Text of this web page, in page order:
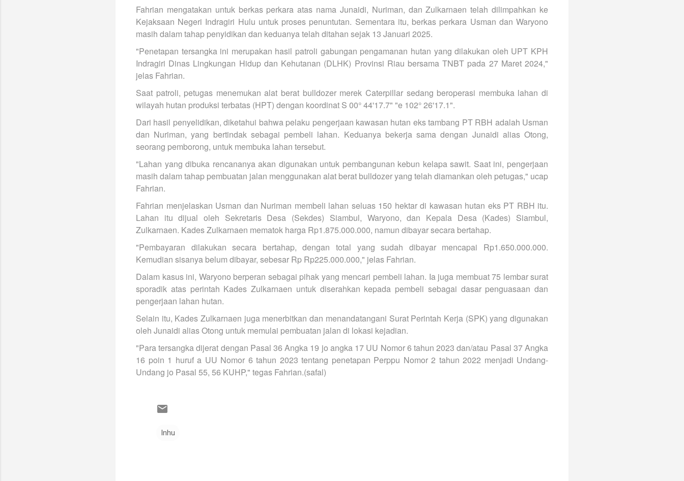
Fahrian mengatakan untuk berkas perkara atas nama Junaidi, Nuriman, dan Zulkarnaen telah dilimpahkan ke
Kejaksaan Negeri Indragiri Hulu untuk proses penuntutan. Sementara itu, berkas perkara Usman dan Waryono
masih dalam tahap penyidikan dan keduanya telah ditahan sejak 13 Januari 2025.
"Penetapan tersangka ini merupakan hasil patroli gabungan pengamanan hutan yang dilakukan oleh UPT KPH
Indragiri Dinas Lingkungan Hidup dan Kehutanan (DLHK) Provinsi Riau bersama TNBT pada 27 Maret 2024,"
jelas Fahrian.
Saat patroli, petugas menemukan alat berat bulldozer merek Caterpillar sedang beroperasi membuka lahan di
wilayah hutan produksi terbatas (HPT) dengan koordinat S 00° 44'17.7" "e 102° 26'17.1".
Dari hasil penyelidikan, diketahui bahwa pelaku pengerjaan kawasan hutan eks tambang PT RBH adalah Usman
dan Nuriman, yang bertindak sebagai pembeli lahan. Keduanya bekerja sama dengan Junaidi alias Otong,
seorang pemborong, untuk membuka lahan tersebut.
"Lahan yang dibuka rencananya akan digunakan untuk pembangunan kebun kelapa sawit. Saat ini, pengerjaan
masih dalam tahap pembuatan jalan menggunakan alat berat bulldozer yang telah diamankan oleh petugas," ucap
Fahrian.
Fahrian menjelaskan Usman dan Nuriman membeli lahan seluas 150 hektar di kawasan hutan eks PT RBH itu.
Lahan itu dijual oleh Sekretaris Desa (Sekdes) Siambul, Waryono, dan Kepala Desa (Kades) Siambul,
Zulkarnaen. Kades Zulkarnaen mematok harga Rp1.875.000.000, namun dibayar secara bertahap.
"Pembayaran dilakukan secara bertahap, dengan total yang sudah dibayar mencapai Rp1.650.000.000.
Kemudian sisanya belum dibayar, sebesar Rp Rp225.000.000," jelas Fahrian.
Dalam kasus ini, Waryono berperan sebagai pihak yang mencari pembeli lahan. Ia juga membuat 75 lembar surat
sporadik atas perintah Kades Zulkarnaen untuk diserahkan kepada pembeli sebagai dasar penguasaan dan
pengerjaan lahan hutan.
Selain itu, Kades Zulkarnaen juga menerbitkan dan menandatangani Surat Perintah Kerja (SPK) yang digunakan
oleh Junaidi alias Otong untuk memulai pembuatan jalan di lokasi kejadian.
"Para tersangka dijerat dengan Pasal 36 Angka 19 jo angka 17 UU Nomor 6 tahun 2023 dan/atau Pasal 37 Angka
16 poin 1 huruf a UU Nomor 6 tahun 2023 tentang penetapan Perppu Nomor 2 tahun 2022 menjadi Undang-
Undang jo Pasal 55, 56 KUHP," tegas Fahrian.(safal)
Inhu